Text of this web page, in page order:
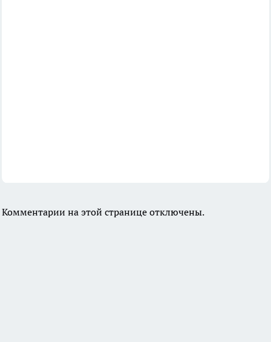
Комментарии на этой странице отключены.